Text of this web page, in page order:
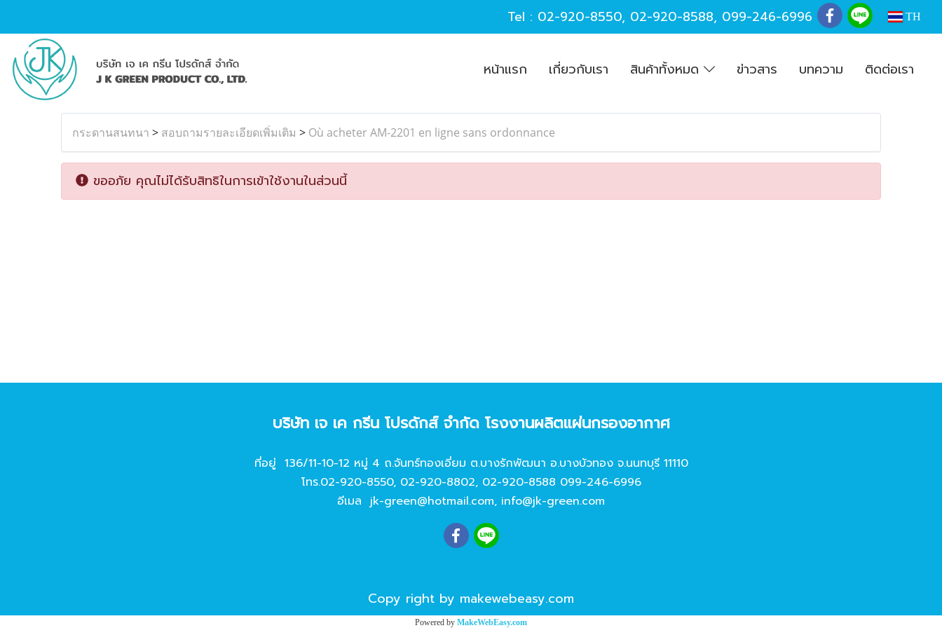
Tel : 02-920-8550, 02-920-8588, 099-246-6996 TH
หน้าแรก เกี่ยวกับเรา สินค้าทั้งหมด ข่าวสาร บทความ ติดต่อเรา
กระดานสนทนา > สอบถามรายละเอียดเพิ่มเติม > Où acheter AM-2201 en ligne sans ordonnance
ขออภัย คุณไม่ได้รับสิทธิในการเข้าใช้งานในส่วนนี้
บริษัท เจ เค กรีน โปรดักส์ จํากัด โรงงานผลิตแผ่นกรองอากาศ
ที่อยู่ 136/11-10-12 หมู่ 4 ถ.จันทร์ทองเอี่ยม ต.บางรักพัฒนา อ.บางบัวทอง จ.นนทบุรี 11110
โทร.02-920-8550, 02-920-8802, 02-920-8588 099-246-6996
อีเมล jk-green@hotmail.com, info@jk-green.com
Copy right by makewebeasy.com
Powered by MakeWebEasy.com